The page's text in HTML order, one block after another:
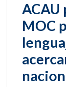
ACAU
MOC